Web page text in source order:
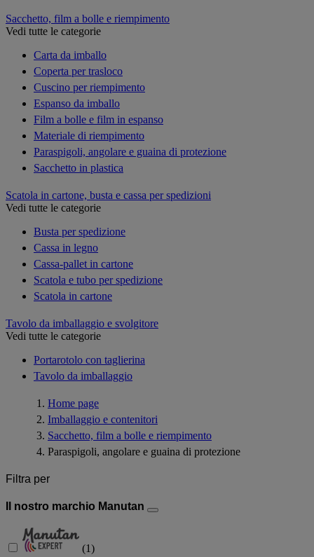
Sacchetto, film a bolle e riempimento
Vedi tutte le categorie
Carta da imballo
Coperta per trasloco
Cuscino per riempimento
Espanso da imballo
Film a bolle e film in espanso
Materiale di riempimento
Paraspigoli, angolare e guaina di protezione
Sacchetto in plastica
Scatola in cartone, busta e cassa per spedizioni
Vedi tutte le categorie
Busta per spedizione
Cassa in legno
Cassa-pallet in cartone
Scatola e tubo per spedizione
Scatola in cartone
Tavolo da imballaggio e svolgitore
Vedi tutte le categorie
Portarotolo con taglierina
Tavolo da imballaggio
Home page
Imballaggio e contenitori
Sacchetto, film a bolle e riempimento
Paraspigoli, angolare e guaina di protezione
Filtra per
Il nostro marchio Manutan
(1)